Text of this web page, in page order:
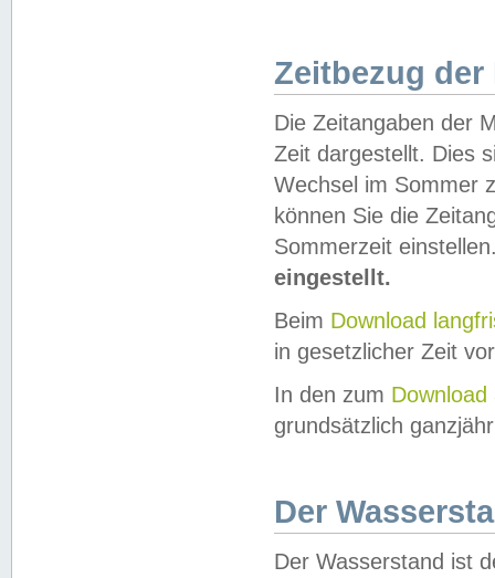
Zeitbezug der
Die Zeitangaben der
Zeit dargestellt. Dies
Wechsel im Sommer
können Sie die
Sommerzeit
eingestellt.
Beim Download
in gesetzlicher Zeit
In den zum Download
grundsätzlich
Der
Der Wasserstand ist